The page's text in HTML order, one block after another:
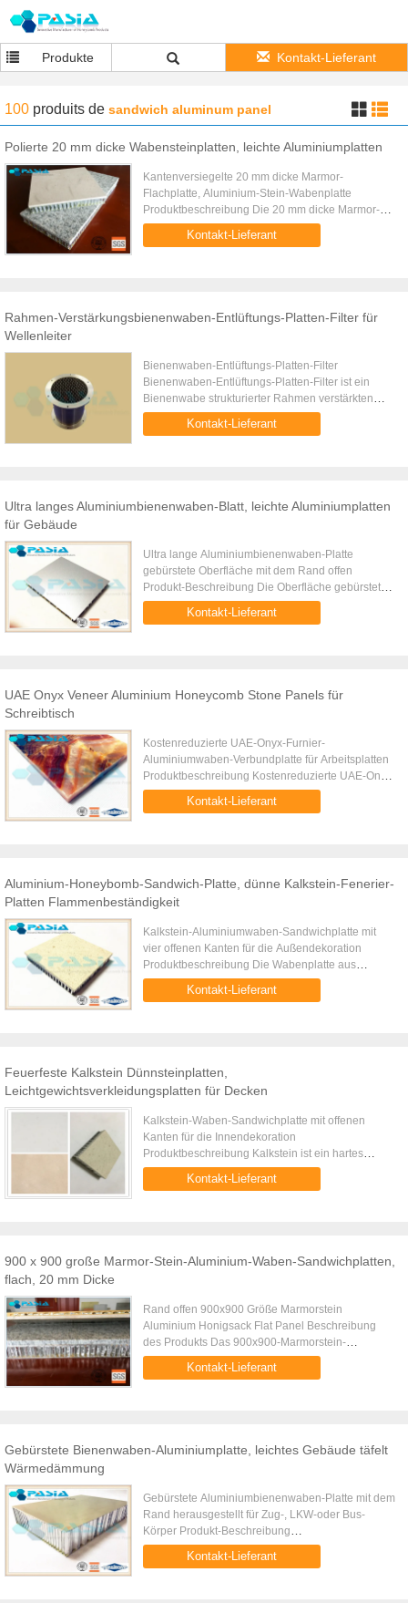
Produkte Kontakt-Lieferant
100 produits de sandwich aluminum panel
Polierte 20 mm dicke Wabensteinplatten, leichte Aluminiumplatten
Kantenversiegelte 20 mm dicke Marmor-
Flachplatte, Aluminium-Stein-Wabenplatte
Produktbeschreibung Die 20 mm dicke Marmor-
Flachaluminium-Wabenplatte mit
Kantenversiegelung ist eine Verbundplatte aus 15
Kontakt-Lieferant
Rahmen-Verstärkungsbienenwaben-Entlüftungs-Platten-Filter für
Wellenleiter
Bienenwaben-Entlüftungs-Platten-Filter
Bienenwaben-Entlüftungs-Platten-Filter ist ein
Bienenwabe strukturierter Rahmen verstärkten
Entlüftungsplattenfilter, um Luftströmung in
abgeschirmten Raum für Belüftung ...
Kontakt-Lieferant
Ultra langes Aluminiumbienenwaben-Blatt, leichte Aluminiumplatten
für Gebäude
Ultra lange Aluminiumbienenwaben-Platte
gebürstete Oberfläche mit dem Rand offen
Produkt-Beschreibung Die Oberfläche gebürstete
Aluminiumbienenwabenplatte ist Reibung
behandelt, um Strang ähnliche Metallqualit...
Kontakt-Lieferant
UAE Onyx Veneer Aluminium Honeycomb Stone Panels für
Schreibtisch
Kostenreduzierte UAE-Onyx-Furnier-
Aluminiumwaben-Verbundplatte für Arbeitsplatten
Produktbeschreibung Kostenreduzierte UAE-Onyx-
Furnier-Aluminiumwaben-Verbundplatte für
Arbeitsplatten ist eine Steinwabenplatte ...
Kontakt-Lieferant
Aluminium-Honeybomb-Sandwich-Platte, dünne Kalkstein-Fenerier-
Platten Flammenbeständigkeit
Kalkstein-Aluminiumwaben-Sandwichplatte mit
vier offenen Kanten für die Außendekoration
Produktbeschreibung Die Wabenplatte aus
Kalkstein ist eine Sandwich-Verbundstruktur mit
einer Wabenplatte aus Aluminium ...
Kontakt-Lieferant
Feuerfeste Kalkstein Dünnsteinplatten,
Leichtgewichtsverkleidungsplatten für Decken
Kalkstein-Waben-Sandwichplatte mit offenen
Kanten für die Innendekoration
Produktbeschreibung Kalkstein ist ein hartes
Sedimentgestein, das hauptsächlich aus
Kalziumkarbonat oder Dolomit besteht. Es ist ein ...
Kontakt-Lieferant
900 x 900 große Marmor-Stein-Aluminium-Waben-Sandwichplatten,
flach, 20 mm Dicke
Rand offen 900x900 Größe Marmorstein
Aluminium Honigsack Flat Panel Beschreibung
des Produkts Das 900x900-Marmorstein-
Honeyball-Panel besteht aus einer natürlichen
ultradünnen Marmorplatte als Oberfl...
Kontakt-Lieferant
Gebürstete Bienenwaben-Aluminiumplatte, leichtes Gebäude täfelt
Wärmedämmung
Gebürstete Aluminiumbienenwaben-Platte mit dem
Rand herausgestellt für Zug-, LKW-oder Bus-
Körper Produkt-Beschreibung
Aluminiumbienenwabenplatte, wie wichtiges
leichtes Material, ist in der Luftfahrt Fertigungs...
Kontakt-Lieferant